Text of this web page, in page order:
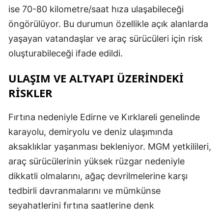
ise 70-80 kilometre/saat hıza ulaşabileceği
öngörülüyor. Bu durumun özellikle açık alanlarda
yaşayan vatandaşlar ve araç sürücüleri için risk
oluşturabileceği ifade edildi.
ULAŞIM VE ALTYAPI ÜZERINDEKI
RISKLER
Fırtına nedeniyle Edirne ve Kırklareli genelinde
karayolu, demiryolu ve deniz ulaşımında
aksaklıklar yaşanması bekleniyor. MGM yetkilileri,
araç sürücülerinin yüksek rüzgar nedeniyle
dikkatli olmalarını, ağaç devrilmelerine karşı
tedbirli davranmalarını ve mümkünse
seyahatlerini fırtına saatlerine denk